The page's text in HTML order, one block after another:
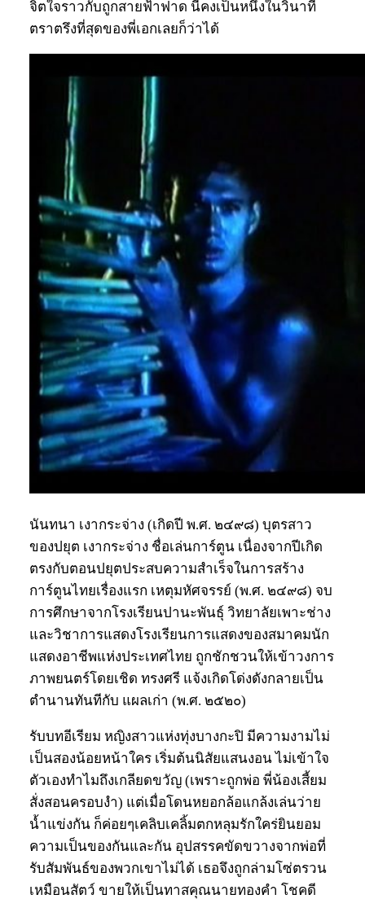
จิตใจราวกับถูกสายฟ้าฟาด นี่คงเป็นหนึ่งในวินาที
ตราตรึงที่สุดของพี่เอกเลยก็ว่าได้
นันทนา เงากระจ่าง (เกิดปี พ.ศ. ๒๔๙๘) บุตรสาว
ของปยุต เงากระจ่าง ชื่อเล่นการ์ตูน เนื่องจากปีเกิด
ตรงกับตอนปยุตประสบความสำเร็จในการสร้าง
การ์ตูนไทยเรื่องแรก เหตุมหัศจรรย์ (พ.ศ. ๒๔๙๘) จบ
การศึกษาจากโรงเรียนปานะพันธุ์ วิทยาลัยเพาะช่าง
และวิชาการแสดงโรงเรียนการแสดงของสมาคมนัก
แสดงอาชีพแห่งประเทศไทย ถูกชักชวนให้เข้าวงการ
ภาพยนตร์โดยเชิด ทรงศรี แจ้งเกิดโด่งดังกลายเป็น
ตำนานทันทีกับ แผลเก่า (พ.ศ. ๒๕๒๐)
รับบทอีเรียม หญิงสาวแห่งทุ่งบางกะปิ มีความงามไม่
เป็นสองน้อยหน้าใคร เริ่มต้นนิสัยแสนงอน ไม่เข้าใจ
ตัวเองทำไมถึงเกลียดขวัญ (เพราะถูกพ่อ พี่น้องเสี้ยม
สั่งสอนครอบงำ) แต่เมื่อโดนหยอกล้อแกล้งเล่นว่าย
น้ำแข่งกัน ก็ค่อยๆเคลิบเคลิ้มตกหลุมรักใคร่ยินยอม
ความเป็นของกันและกัน อุปสรรคขัดขวางจากพ่อที่
รับสัมพันธ์ของพวกเขาไม่ได้ เธอจึงถูกล่ามโซ่ตรวน
เหมือนสัตว์ ขายให้เป็นทาสคุณนายทองคำ โชคดี